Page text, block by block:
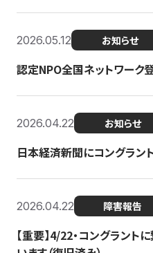
2026.05.12 お知らせ
認定NPO全国ネットワーク
2026.04.22 お知らせ
日本経済新聞にコングラン
2026.04.22 障害報告
【重要】4/22・コングラン